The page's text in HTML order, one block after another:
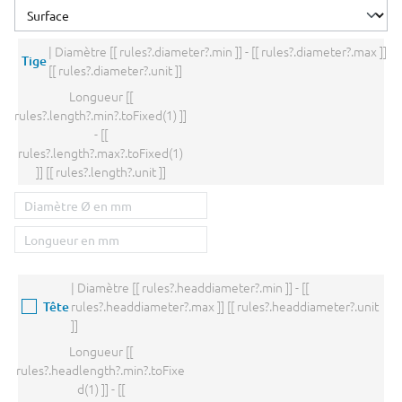
Tige
| Diamètre [[ rules?.diameter?.min ]] - [[ rules?.diameter?.max ]]
[[ rules?.diameter?.unit ]]
Longueur [[
rules?.length?.min?.toFixed(1) ]]
- [[
rules?.length?.max?.toFixed(1)
]] [[ rules?.length?.unit ]]
Tête
| Diamètre [[ rules?.headdiameter?.min ]] - [[
rules?.headdiameter?.max ]] [[ rules?.headdiameter?.unit
]]
Longueur [[
rules?.headlength?.min?.toFixe
d(1) ]] - [[